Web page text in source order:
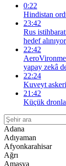
0:22
Hindistan
23:42
Rus
hedef
22:42
yapay zekâ
22:24
Kuveyt
21:42
Küçük
Adana
Adıyaman
Afyonkarahisar
Ağrı
Amasya